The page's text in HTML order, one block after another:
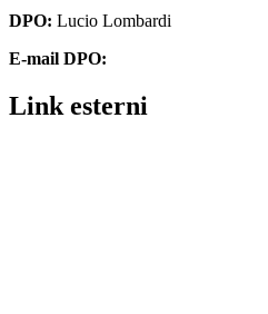
DPO: Lucio Lombardi
E-mail DPO:
Link esterni